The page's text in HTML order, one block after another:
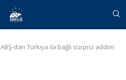
ABŞ-dan Türkiyə ilə bağlı sürpriz addım: